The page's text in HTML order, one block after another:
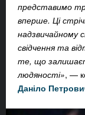
представимо
вперше. Ці
надзвичайному
свідчення та
те, що
людяності», —
Даніло